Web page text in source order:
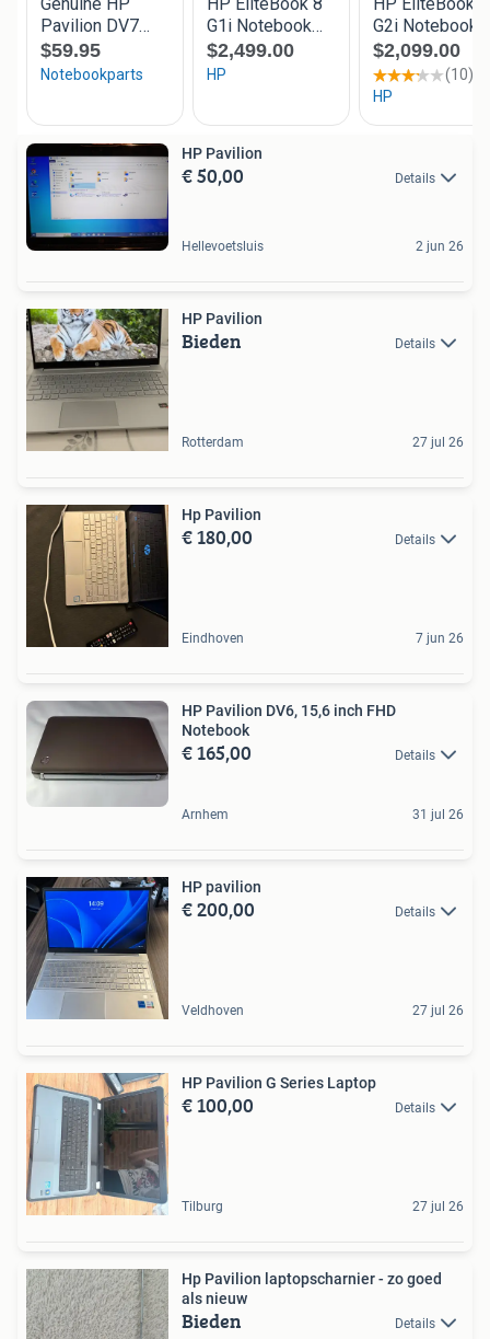
HP Pavilion
€ 50,00 Details
Hellevoetsluis 2 jun 26
HP Pavilion
Bieden Details
Rotterdam 27 jul 26
Hp Pavilion
€ 180,00 Details
Eindhoven 7 jun 26
HP Pavilion DV6, 15,6 inch FHD
Notebook
€ 165,00 Details
Arnhem 31 jul 26
HP pavilion
€ 200,00 Details
Veldhoven 27 jul 26
HP Pavilion G Series Laptop
€ 100,00 Details
Tilburg 27 jul 26
Hp Pavilion laptopscharnier - zo goed
als nieuw
Bieden Details